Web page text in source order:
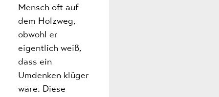
Mensch oft auf
dem Holzweg,
obwohl er
eigentlich weiß,
dass ein
Umdenken klüger
wäre. Diese